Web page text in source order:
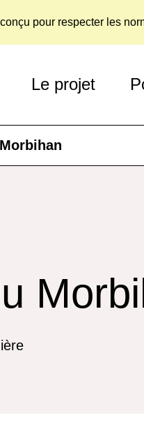
pour respecter les
Le projet